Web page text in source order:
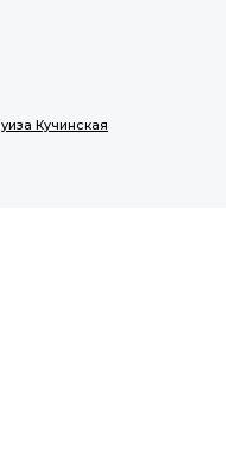
Кучинская